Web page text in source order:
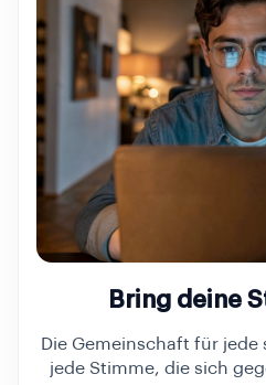
Bring deine
Die Gemeinschaft für jede
jede Stimme, die sich